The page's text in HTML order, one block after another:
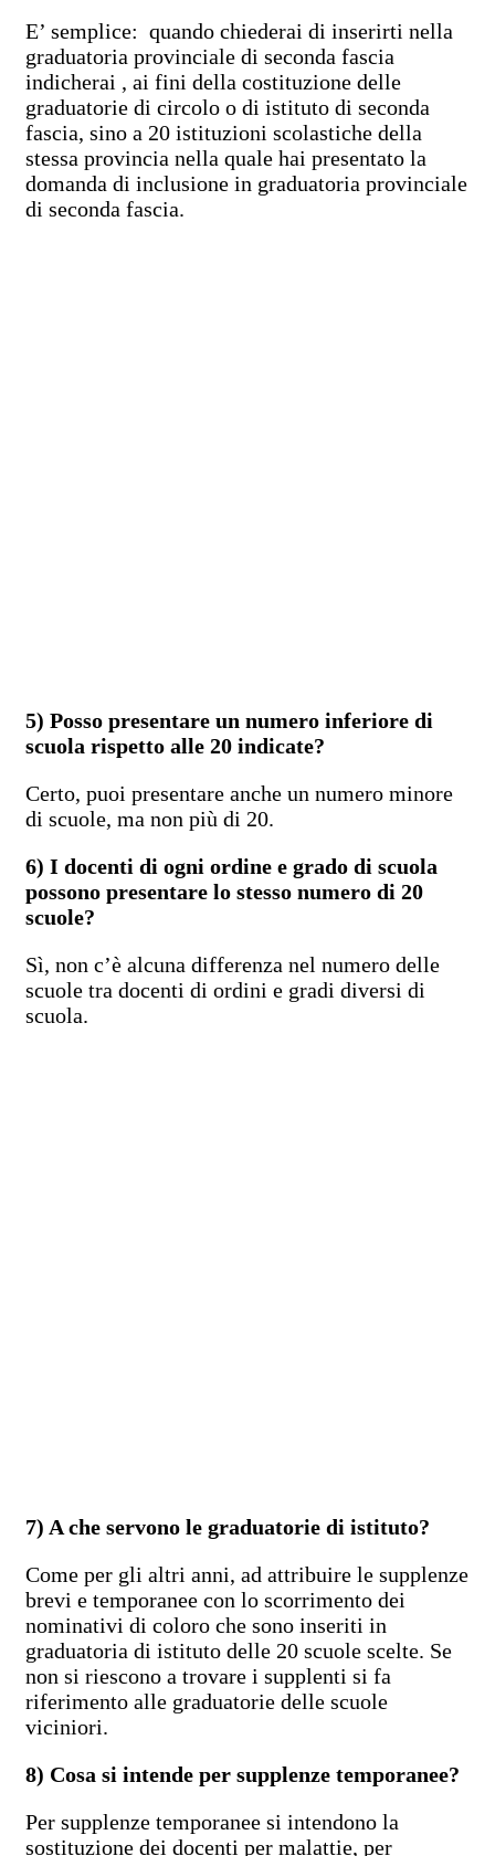
E’ semplice: quando chiederai di inserirti nella
graduatoria provinciale di seconda fascia
indicherai , ai fini della costituzione delle
graduatorie di circolo o di istituto di seconda
fascia, sino a 20 istituzioni scolastiche della
stessa provincia nella quale hai presentato la
domanda di inclusione in graduatoria provinciale
di seconda fascia.
5) Posso presentare un numero inferiore di
scuola rispetto alle 20 indicate?
Certo, puoi presentare anche un numero minore
di scuole, ma non più di 20.
6) I docenti di ogni ordine e grado di scuola
possono presentare lo stesso numero di 20
scuole?
Sì, non c’è alcuna differenza nel numero delle
scuole tra docenti di ordini e gradi diversi di
scuola.
7) A che servono le graduatorie di istituto?
Come per gli altri anni, ad attribuire le supplenze
brevi e temporanee con lo scorrimento dei
nominativi di coloro che sono inseriti in
graduatoria di istituto delle 20 scuole scelte. Se
non si riescono a trovare i supplenti si fa
riferimento alle graduatorie delle scuole
viciniori.
8) Cosa si intende per supplenze temporanee?
Per supplenze temporanee si intendono la
sostituzione dei docenti per malattie, per